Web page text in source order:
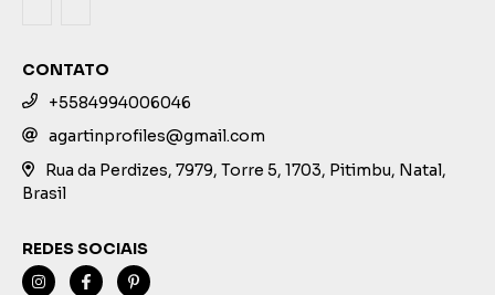
CONTATO
+5584994006046
agartinprofiles@gmail.com
Rua da Perdizes, 7979, Torre 5, 1703, Pitimbu, Natal,
Brasil
REDES SOCIAIS